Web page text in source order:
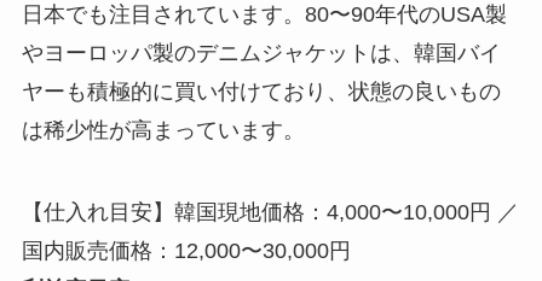
日本でも注目されています。80〜90年代のUSA製
やヨーロッパ製のデニムジャケットは、韓国バイ
ヤーも積極的に買い付けており、状態の良いもの
は稀少性が高まっています。
【仕入れ目安】韓国現地価格：4,000〜10,000円 ／
国内販売価格：12,000〜30,000円